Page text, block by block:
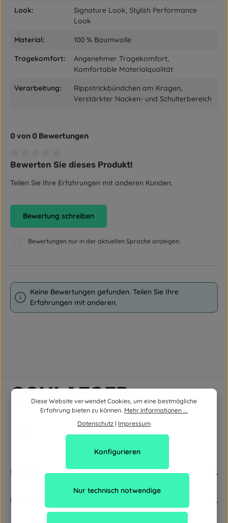
Look:
Signature Look, Stylish Performance
Look
Material: 100 % Baumwolle
Tragekomfort:
Angenehmer Tragekomfort,
Komfortable Materialqualität
Verarbeitung:
Rippstrickbündchen am Kragen,
Verstärkter Nacken- und Schulterbereich
0 von 0 Bewertungen
Durchschnittliche Bewertung von 0 von 5 Sternen
Bewerten Sie dieses Produkt!
Teilen Sie Ihre Erfahrungen mit anderen Kunden.
Bewertung schreiben
Bewertungen nur in der aktuellen Sprache anzeigen.
Keine Bewertungen gefunden. Teilen Sie Ihre
Erfahrungen mit anderen.
Service
Newsletter
Diese Website verwendet Cookies, um eine bestmögliche
Erfahrung bieten zu können. Mehr Informationen ...
Datenschutz | Impressum
Nur technisch notwendige
Konfigurieren